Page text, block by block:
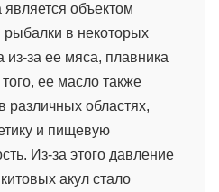
является объектом
рыбалки в некоторых
из-за ее мяса, плавника
ее масло также
различных областях,
и пищевую
Из-за этого давление
акул стало